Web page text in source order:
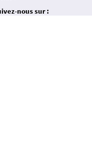
nous sur :